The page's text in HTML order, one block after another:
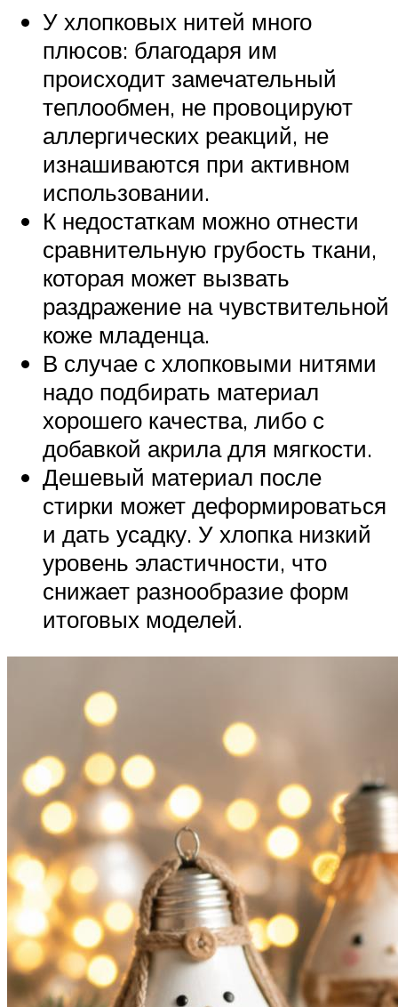
У хлопковых нитей много
плюсов: благодаря им
происходит замечательный
теплообмен, не провоцируют
аллергических реакций, не
изнашиваются при активном
использовании.
К недостаткам можно отнести
сравнительную грубость ткани,
которая может вызвать
раздражение на чувствительной
коже младенца.
В случае с хлопковыми нитями
надо подбирать материал
хорошего качества, либо с
добавкой акрила для мягкости.
Дешевый материал после
стирки может деформироваться
и дать усадку. У хлопка низкий
уровень эластичности, что
снижает разнообразие форм
итоговых моделей.